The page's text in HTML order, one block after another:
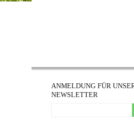
ANMELDUNG FÜR
NEWSLETTER